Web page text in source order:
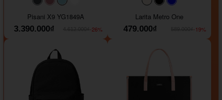
#40454a#b76e79
#9ad8e7
Pisani X9 YG1849A
3.390.000₫
-26%
#faf0e6#000000
Larita Metro One
479.000₫
-19%